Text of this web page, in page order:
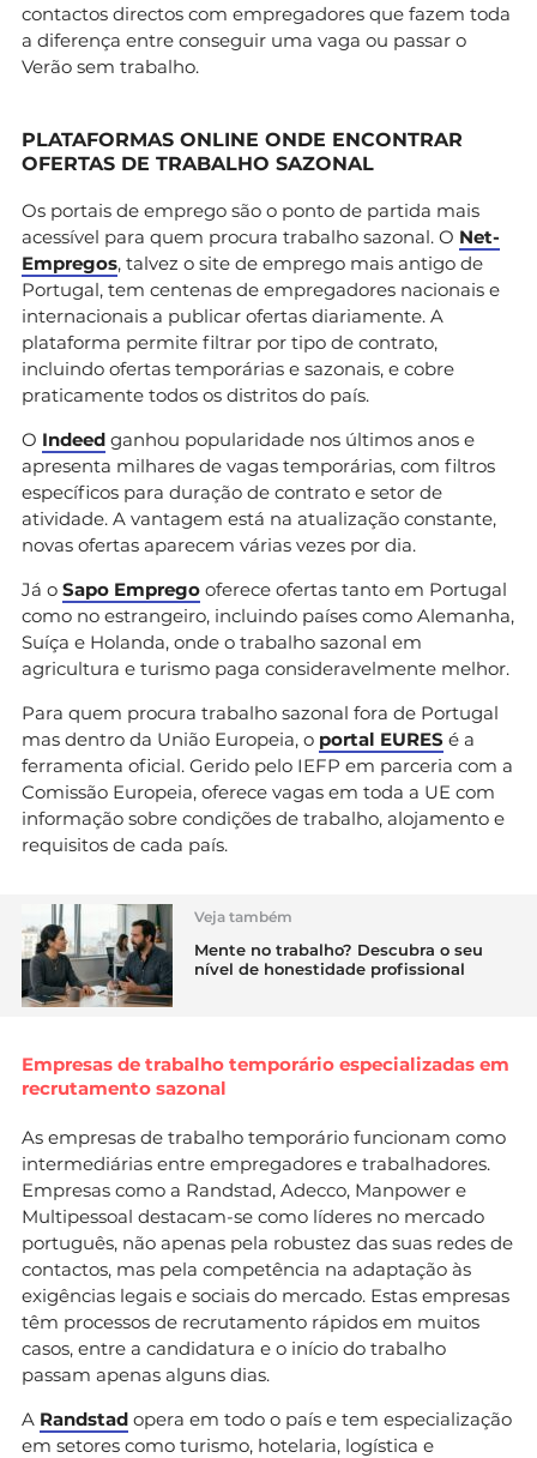
contactos directos com empregadores que fazem toda
a diferença entre conseguir uma vaga ou passar o
Verão sem trabalho.
PLATAFORMAS ONLINE ONDE ENCONTRAR
OFERTAS DE TRABALHO SAZONAL
Os portais de emprego são o ponto de partida mais
acessível para quem procura trabalho sazonal. O Net-
Empregos, talvez o site de emprego mais antigo de
Portugal, tem centenas de empregadores nacionais e
internacionais a publicar ofertas diariamente. A
plataforma permite filtrar por tipo de contrato,
incluindo ofertas temporárias e sazonais, e cobre
praticamente todos os distritos do país.
O Indeed ganhou popularidade nos últimos anos e
apresenta milhares de vagas temporárias, com filtros
específicos para duração de contrato e setor de
atividade. A vantagem está na atualização constante,
novas ofertas aparecem várias vezes por dia.
Já o Sapo Emprego oferece ofertas tanto em Portugal
como no estrangeiro, incluindo países como Alemanha,
Suíça e Holanda, onde o trabalho sazonal em
agricultura e turismo paga consideravelmente melhor.
Para quem procura trabalho sazonal fora de Portugal
mas dentro da União Europeia, o portal EURES é a
ferramenta oficial. Gerido pelo IEFP em parceria com a
Comissão Europeia, oferece vagas em toda a UE com
informação sobre condições de trabalho, alojamento e
requisitos de cada país.
Veja também
Mente no trabalho? Descubra o seu
nível de honestidade profissional
Empresas de trabalho temporário especializadas em
recrutamento sazonal
As empresas de trabalho temporário funcionam como
intermediárias entre empregadores e trabalhadores.
Empresas como a Randstad, Adecco, Manpower e
Multipessoal destacam-se como líderes no mercado
português, não apenas pela robustez das suas redes de
contactos, mas pela competência na adaptação às
exigências legais e sociais do mercado. Estas empresas
têm processos de recrutamento rápidos em muitos
casos, entre a candidatura e o início do trabalho
passam apenas alguns dias.
A Randstad opera em todo o país e tem especialização
em setores como turismo, hotelaria, logística e